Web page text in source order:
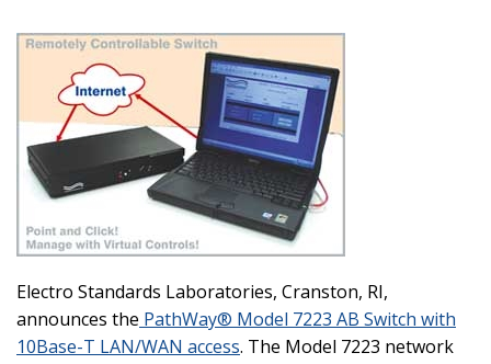
Electro Standards Laboratories, Cranston, RI,
announces the PathWay® Model 7223 AB Switch with
10Base-T LAN/WAN access. The Model 7223 network